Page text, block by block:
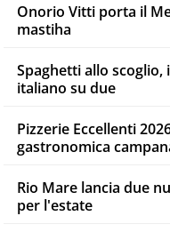
Onorio Vitti porta il
mastiha
Spaghetti allo
italiano su due
Pizzerie Eccellenti
gastronomica
Rio Mare lancia due
per l'estate